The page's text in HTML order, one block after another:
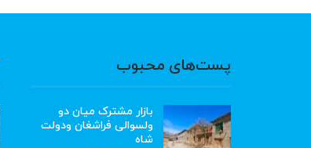
پست‌های محبوب
بازار مشترک میان دو
ولسوالی فراشغان ودولت
شاه